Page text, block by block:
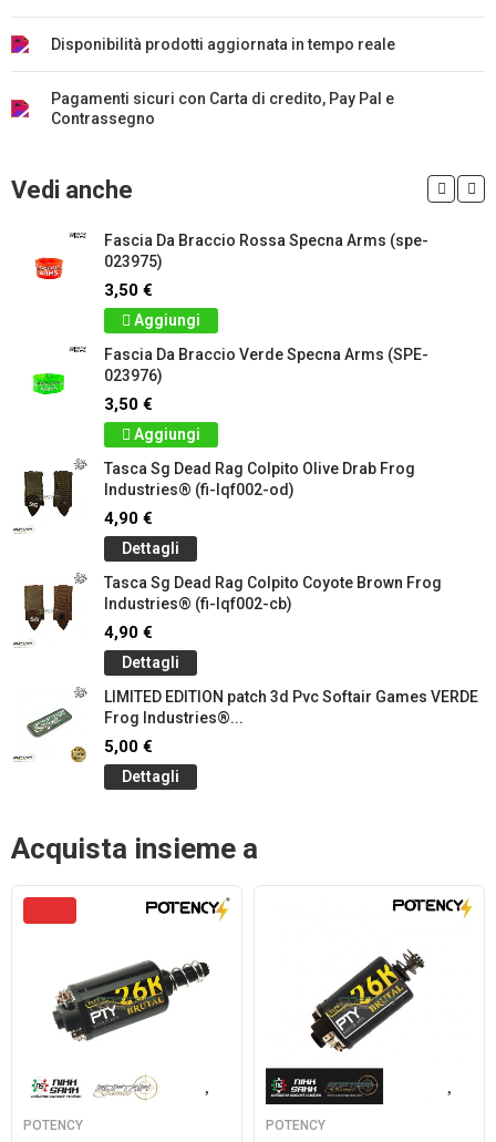
Disponibilità prodotti aggiornata in tempo reale
Pagamenti sicuri con Carta di credito, Pay Pal e
Contrassegno
Vedi anche
Fascia Da Braccio Rossa Specna Arms (spe-
023975)
3,50 €
Aggiungi
Fascia Da Braccio Verde Specna Arms (SPE-
023976)
3,50 €
Aggiungi
Tasca Sg Dead Rag Colpito Olive Drab Frog
Industries® (fi-lqf002-od)
4,90 €
Dettagli
Tasca Sg Dead Rag Colpito Coyote Brown Frog
Industries® (fi-lqf002-cb)
4,90 €
Dettagli
LIMITED EDITION patch 3d Pvc Softair Games VERDE
Frog Industries®...
5,00 €
Dettagli
Acquista insieme a
POTENCY POTENCY